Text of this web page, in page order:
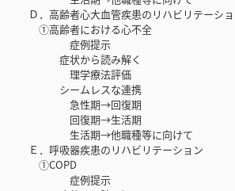
Ｄ．高齢者心大血管疾患のリハビリテーシ
①高齢者における心不全
症例提示
症状から読み解く
理学療法評価
シームレスな連携
急性期→回復期
回復期→生活期
生活期→他職種等に向けて
Ｅ．呼吸器疾患のリハビリテーション
①COPD
症例提示